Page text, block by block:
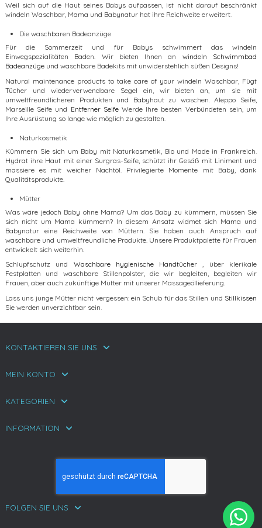
Weil sich auf die Haut seines Babys aufpassen, ist nicht darauf beschränkt
windeln Waschbar, Mama und Babynatur hat ihre Reichweite erweitert.
Die waschbaren Badeanzüge
Für die Sommerzeit und für Babys schwimmert das windeln
Einwegspezialitäten Baden. Wir bieten Ihnen an windeln Schwimmbad
Badeanzüge und waschbare Badekits mit unwiderstehlich süßen Designs!
Natural maintenance products to take care of your windeln Waschbar, Fügt
Tücher und wiederverwendbare Segel ein, wir bieten an, um sie mit
umweltfreundlicheren Produkten und Babyhaut zu waschen. Aleppo Seife,
Marseille Seife und Entferner SeifeWerde Ihre besten Verbündeten sein, um
Ihre Ausrüstung so lange wie möglich zu gestalten.
Naturkosmetik
Kümmern Sie sich um Baby mit Naturkosmetik, Bio und Made in Frankreich.
Hydrat ihre Haut mit einer Surgras-Seife, schützt ihr Gesäß mit Liniment und
massiere es mit weicher Nachtöl. Privilegierte Momente mit Baby, dank
Qualitätsprodukte.
Mütter
Was wäre jedoch Baby ohne Mama? Um das Baby zu kümmern, müssen Sie
sich nicht um Mama kümmern? In diesem Ansatz widmet sich Mama und
Babynatur eine Reichweite von Müttern. Sie haben auch Anspruch auf
waschbare und umweltfreundliche Produkte. Unsere Produktpalette für Frauen
entwickelt sich weiterhin.
Schlupfschutz und Waschbare hygienische Handtücher , über klerikale
Festplatten und waschbare Stillenpolster, die wir begleiten, begleiten wir
Frauen, aber auch zukünftige Mütter mit unserer Massageöllieferung.
Lass uns junge Mütter nicht vergessen: ein Schub für das Stillen und Stillkissen
Sie werden unverzichtbar sein.
KONTAKTIEREN SIE UNS
MEIN KONTO
KATEGORIEN
INFORMATION
FOLGEN SIE UNS